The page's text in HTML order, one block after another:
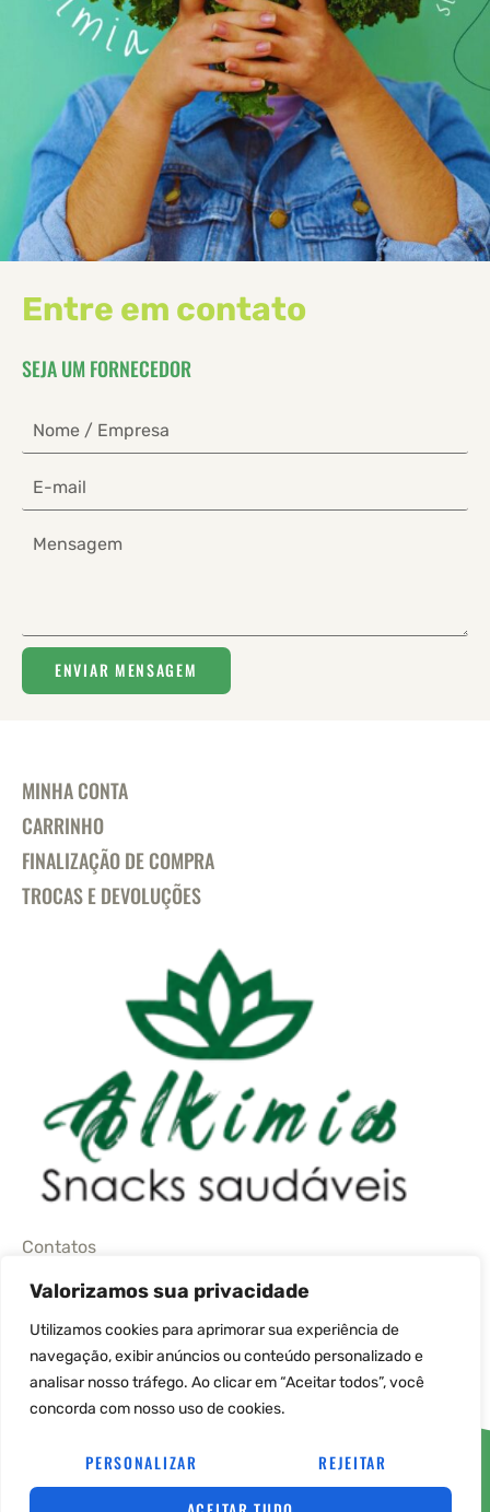
Valorizamos sua privacidade
Utilizamos cookies para aprimorar sua experiência de
navegação, exibir anúncios ou conteúdo personalizado e
analisar nosso tráfego. Ao clicar em “Aceitar todos”, você
concorda com nosso uso de cookies.
PERSONALIZAR REJEITAR
Entre em contato
SEJA UM FORNECEDOR
ENVIAR MENSAGEM
MINHA CONTA
CARRINHO
FINALIZAÇÃO DE COMPRA
TROCAS E DEVOLUÇÕES
Contatos
(11) 95664-4480
sac@alkimiaprodutosnaturais.com.br
CRIAÇÃO DE SITES